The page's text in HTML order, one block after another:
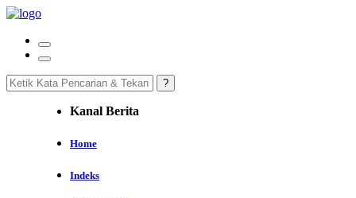
Kanal Berita
Home
Indeks